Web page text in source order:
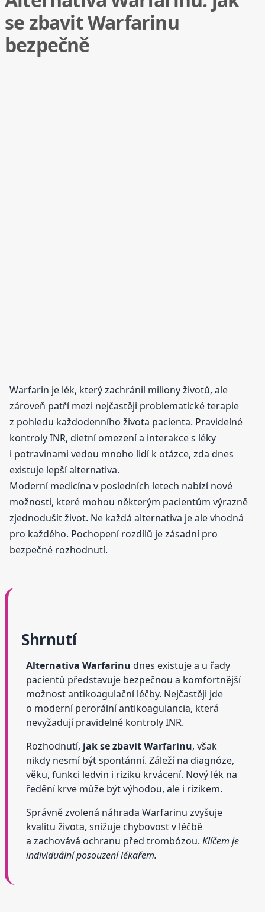
se zbavit Warfarinu
bezpečně
Warfarin je lék, který zachránil miliony životů, ale
zároveň patří mezi nejčastěji problematické terapie
z pohledu každodenního života pacienta. Pravidelné
kontroly INR, dietní omezení a interakce s léky
i potravinami vedou mnoho lidí k otázce, zda dnes
existuje lepší alternativa.
Moderní medicína v posledních letech nabízí nové
možnosti, které mohou některým pacientům výrazně
zjednodušit život. Ne každá alternativa je ale vhodná
pro každého. Pochopení rozdílů je zásadní pro
bezpečné rozhodnutí.
Shrnutí
Alternativa Warfarinu dnes existuje a u řady
pacientů představuje bezpečnou a komfortnější
možnost antikoagulační léčby. Nejčastěji jde
o moderní perorální antikoagulancia, která
nevyžadují pravidelné kontroly INR.
Rozhodnutí, jak se zbavit Warfarinu, však
nikdy nesmí být spontánní. Záleží na diagnóze,
věku, funkci ledvin i riziku krvácení. Nový lék na
ředění krve může být výhodou, ale i rizikem.
Správně zvolená náhrada Warfarinu zvyšuje
kvalitu života, snižuje chybovost v léčbě
a zachovává ochranu před trombózou. Klíčem je
individuální posouzení lékařem.